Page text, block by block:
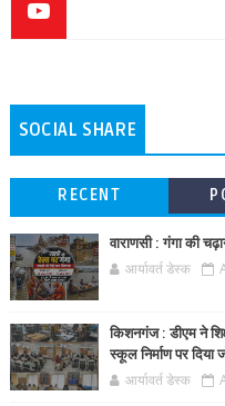
SOCIAL SHARE
RECENT
वाराणसी : गंगा की
आर्यावर्त डेस्क
किशनगंज : डीएम ने
स्कूल निर्माण पर दिया
आर्यावर्त डेस्क